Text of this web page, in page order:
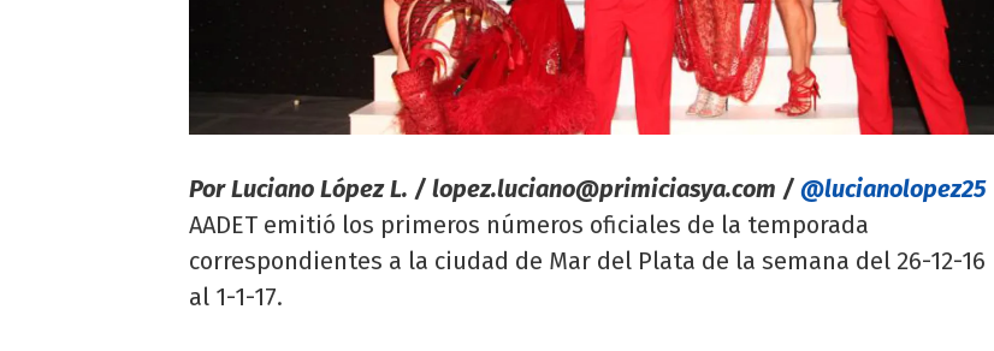
Por Luciano López L. / lopez.luciano@primiciasya.com / @lucianolopez25
AADET emitió los primeros números oficiales de la temporada
correspondientes a la ciudad de Mar del Plata de la semana del 26-12-16
al 1-1-17.